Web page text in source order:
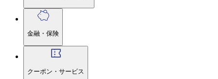
金融・保険
クーポン・サービス